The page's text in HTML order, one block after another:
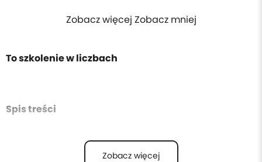
Zobacz więcej Zobacz mniej
To szkolenie w liczbach
Spis treści
Zobacz więcej